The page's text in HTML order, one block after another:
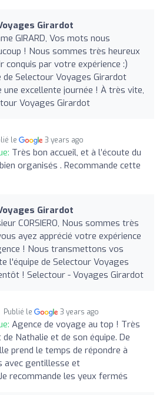
Girardot
GIRARD, Vos mots nous
! Nous sommes très heureux
conquis par votre expérience :)
de Selectour Voyages Girardot
une excellente journée ! À très vite,
Voyages Girardot
le 3 years ago
Très bon accueil, et à l’écoute du
organisés . Recommande cette
Girardot
CORSIERO, Nous sommes très
ayez apprécié votre expérience
! Nous transmettons vos
l'équipe de Selectour Voyages
! Selectour - Voyages Girardot
Publié le 3 years ago
Agence de voyage au top ! Très
Nathalie et de son équipe. De
prend le temps de répondre à
avec gentillesse et
recommande les yeux fermés